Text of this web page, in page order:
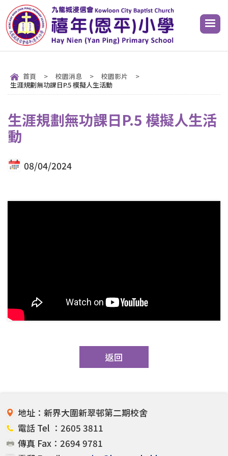
首頁 > 校園消息 > 校園影片
>
生涯規劃無功課日P.5 模擬人生活動
生涯規劃無功課日P.5 模擬人生活
動
08/04/2024
返回
地址：新界大圍新翠邨第二期校舍
電話 Tel ：2605 3811
傳真 Fax：2694 9781